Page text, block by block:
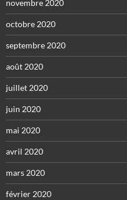
novembre 2020
octobre 2020
septembre 2020
août 2020
juillet 2020
juin 2020
mai 2020
avril 2020
mars 2020
février 2020